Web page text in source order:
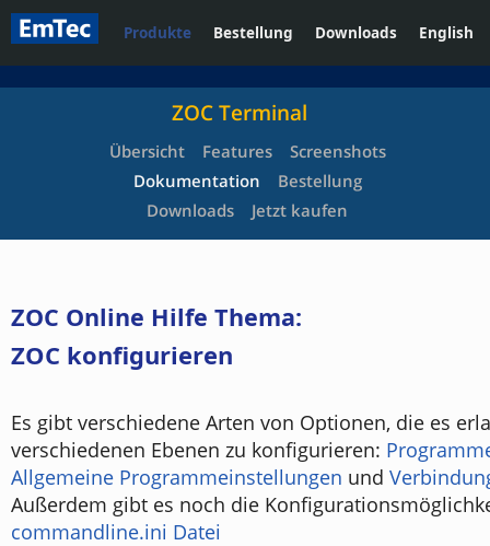
Produkte Bestellung Downloads English
ZOC Terminal
Übersicht Features
Screenshots
Dokumentation
Bestellung
Downloads
Jetzt kaufen
ZOC Online Hilfe Thema:
ZOC konfigurieren
Es gibt verschiedene Arten von Optionen, die es
verschiedenen Ebenen zu konfigurieren:
Allgemeine Programmeinstellungen und
Außerdem gibt es noch die
commandline.ini Datei